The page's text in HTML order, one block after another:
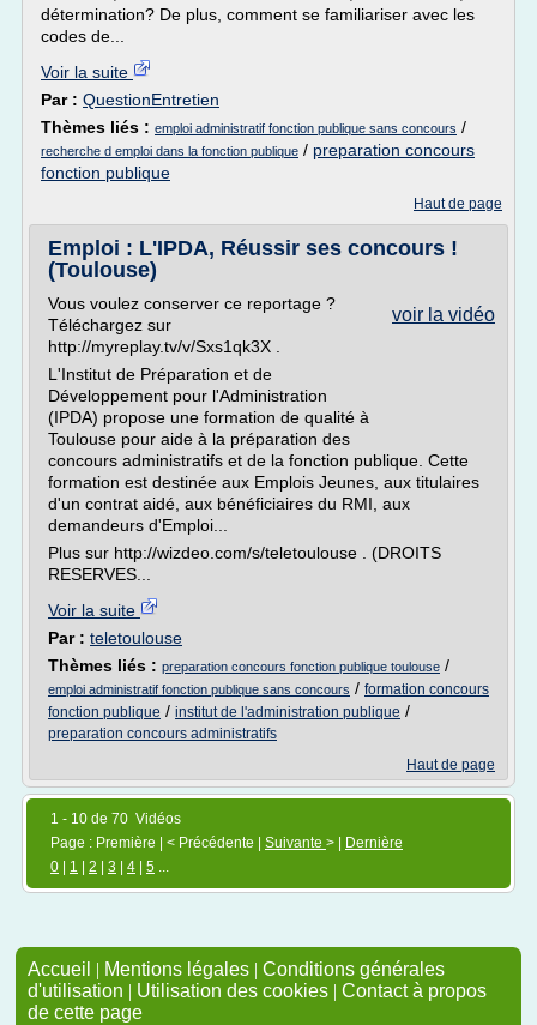
détermination? De plus, comment se familiariser avec les
codes de...
Voir la suite
Par : QuestionEntretien
Thèmes liés : emploi administratif fonction publique sans concours /
recherche d emploi dans la fonction publique / preparation concours
fonction publique
Haut de page
Emploi : L'IPDA, Réussir ses concours !
(Toulouse)
voir la vidéo
Vous voulez conserver ce reportage ?
Téléchargez sur
http://myreplay.tv/v/Sxs1qk3X .
L'Institut de Préparation et de
Développement pour l'Administration
(IPDA) propose une formation de qualité à
Toulouse pour aide à la préparation des
concours administratifs et de la fonction publique. Cette
formation est destinée aux Emplois Jeunes, aux titulaires
d'un contrat aidé, aux bénéficiaires du RMI, aux
demandeurs d'Emploi...
Plus sur http://wizdeo.com/s/teletoulouse . (DROITS
RESERVES...
Voir la suite
Par : teletoulouse
Thèmes liés : preparation concours fonction publique toulouse /
emploi administratif fonction publique sans concours / formation concours
fonction publique / institut de l'administration publique /
preparation concours administratifs
Haut de page
1 - 10 de 70 Vidéos
Page : Première | < Précédente | Suivante > |
Dernière
0
1 2 3 4 5 ...
Accueil | Mentions légales | Conditions générales
d'utilisation | Utilisation des cookies | Contact à propos
de cette page